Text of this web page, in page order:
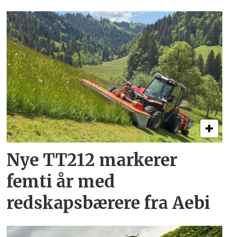
Nye TT212 markerer
femti år­ med
redskapsbærere fra Aebi